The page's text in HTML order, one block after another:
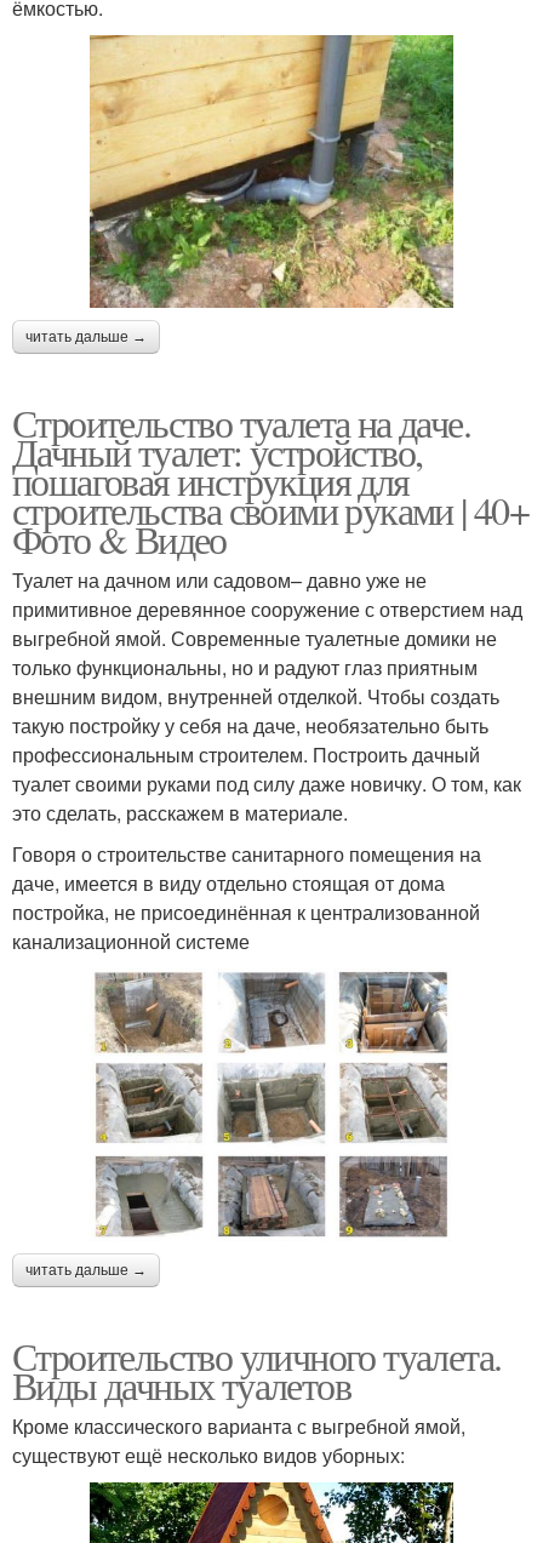
ёмкостью.
читать дальше →
Строительство туалета на даче.
Дачный туалет: устройство,
пошаговая инструкция для
строительства своими руками | 40+
Фото & Видео
Туалет на дачном или садовом– давно уже не
примитивное деревянное сооружение с отверстием над
выгребной ямой. Современные туалетные домики не
только функциональны, но и радуют глаз приятным
внешним видом, внутренней отделкой. Чтобы создать
такую постройку у себя на даче, необязательно быть
профессиональным строителем. Построить дачный
туалет своими руками под силу даже новичку. О том, как
это сделать, расскажем в материале.
Говоря о строительстве санитарного помещения на
даче, имеется в виду отдельно стоящая от дома
постройка, не присоединённая к централизованной
канализационной системе
читать дальше →
Строительство уличного туалета.
Виды дачных туалетов
Кроме классического варианта с выгребной ямой,
существуют ещё несколько видов уборных: